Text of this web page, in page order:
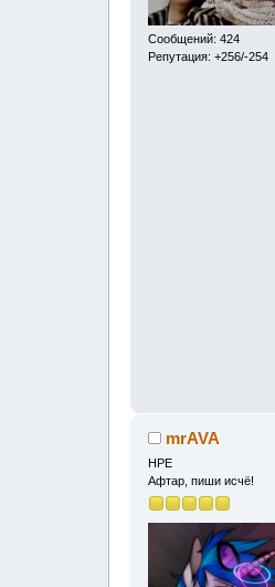
Сообщений: 424
Репутация: +256/-254
mrAVA
НРЕ
Афтар, пиши исчё!